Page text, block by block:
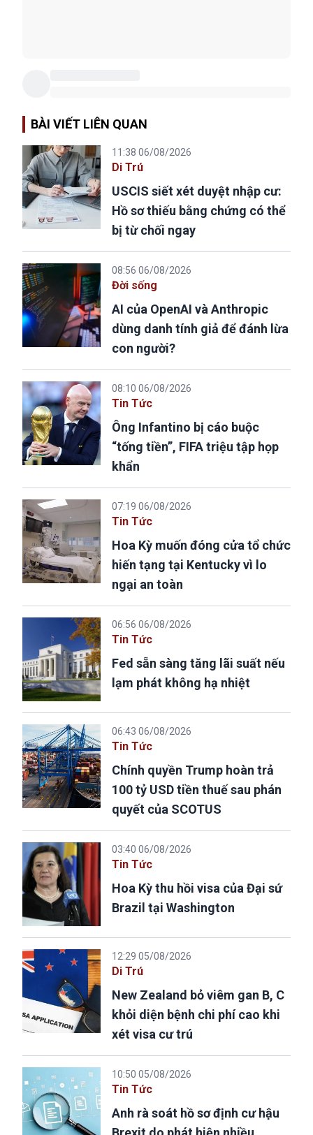
BÀI VIẾT LIÊN QUAN
11:38 06/08/2026
Di Trú
USCIS siết xét duyệt nhập cư:
Hồ sơ thiếu bằng chứng có thể
bị từ chối ngay
08:56 06/08/2026
Đời sống
AI của OpenAI và Anthropic
dùng danh tính giả để đánh lừa
con người?
08:10 06/08/2026
Tin Tức
Ông Infantino bị cáo buộc
“tống tiền”, FIFA triệu tập họp
khẩn
07:19 06/08/2026
Tin Tức
Hoa Kỳ muốn đóng cửa tổ chức
hiến tạng tại Kentucky vì lo
ngại an toàn
06:56 06/08/2026
Tin Tức
Fed sẵn sàng tăng lãi suất nếu
lạm phát không hạ nhiệt
06:43 06/08/2026
Tin Tức
Chính quyền Trump hoàn trả
100 tỷ USD tiền thuế sau phán
quyết của SCOTUS
03:40 06/08/2026
Tin Tức
Hoa Kỳ thu hồi visa của Đại sứ
Brazil tại Washington
12:29 05/08/2026
Di Trú
New Zealand bỏ viêm gan B, C
khỏi diện bệnh chi phí cao khi
xét visa cư trú
10:50 05/08/2026
Tin Tức
Anh rà soát hồ sơ định cư hậu